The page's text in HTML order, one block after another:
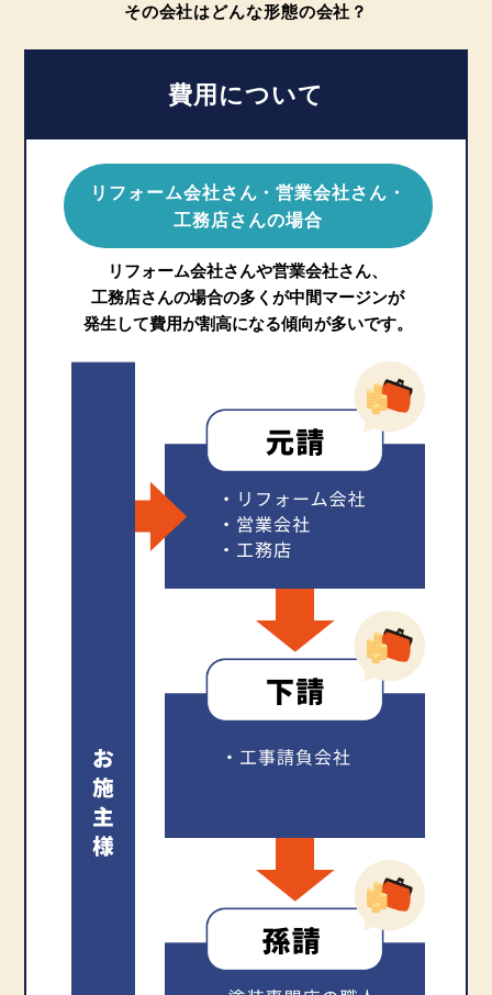
その会社はどんな形態の会社？
費用について
リフォーム会社さん・営業会社さん・
工務店さんの場合
リフォーム会社さんや営業会社さん、
工務店さんの場合の多くが中間マージンが
発生して費用が割高になる傾向が多いです。